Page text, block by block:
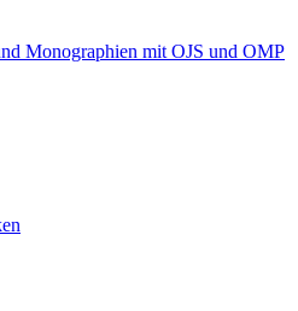
Monographien mit OJS und OMP